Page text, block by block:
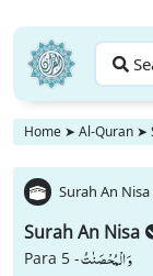
Home ➤ Al-Quran ➤
Surah An
Surah An Nisa
Para 5 -وَ الْمُحْصَنٰتُ